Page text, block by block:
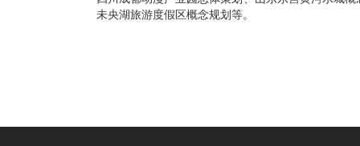
未央湖旅游度假区概念规划等。